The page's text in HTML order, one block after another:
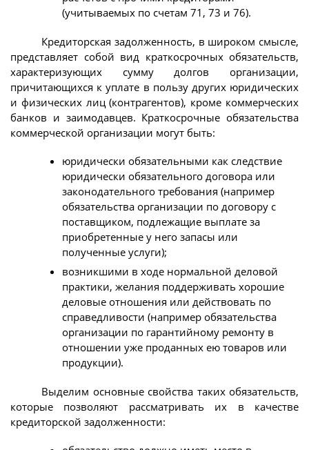
(учитываемых по счетам 71, 73 и 76).
Кредиторская задолженность, в широком смысле,
представляет собой вид краткосрочных обязательств,
характеризующих сумму долгов организации,
причитающихся к уплате в пользу других юридических
и физических лиц (контрагентов), кроме коммерческих
банков и заимодавцев. Краткосрочные обязательства
коммерческой организации могут быть:
юридически обязательными как следствие
юридически обязательного договора или
законодательного требования (например
обязательства организации по договору с
поставщиком, подлежащие выплате за
приобретенные у него запасы или
полученные услуги);
возникшими в ходе нормальной деловой
практики, желания поддерживать хорошие
деловые отношения или действовать по
справедливости (например обязательства
организации по гарантийному ремонту в
отношении уже проданных ею товаров или
продукции).
Выделим основные свойства таких обязательств,
которые позволяют рассматривать их в качестве
кредиторской задолженности: